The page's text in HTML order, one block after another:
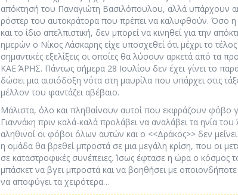
απόκτησή του Παναγιώτη Βασιλόπουλου, αλλά υπάρχουν
ρόστερ του αυτοκράτορα που πρέπει να καλυφθούν. Όσο η
και το ίδιο απελπιστική, δεν μπορεί να κινηθεί για την
ημερών ο Νίκος Λάσκαρης είχε υποσχεθεί ότι μέχρι το
σημαντικές εξελίξεις οι οποίες θα λύσουν αρκετά από τα
ΚΑΕ ΆΡΗΣ. Πάντως σήμερα 28 Ιουλίου δεν έχει γίνει το
δώσει μια αισιόδοξη νότα στη μαυρίλα που υπάρχει στις
μέλλον του φαντάζει αβέβαιο.
Μάλιστα, όλο και πληθαίνουν αυτοί που εκφράζουν φόβο
Γιαννάκη πριν καλά-καλά προλάβει να αναλάβει τα ηνία
αληθινοί οι φόβοι όλων αυτών και ο <<Δράκος>> δεν
η ομάδα θα βρεθεί μπροστά σε μια μεγάλη κρίση, που οι
σε καταστροφικές συνέπειες. Ίσως έφτασε η ώρα ο κόσμος
μπάσκετ να βγει μπροστά και να βοηθήσει με
να αποφύγει τα χειρότερα…